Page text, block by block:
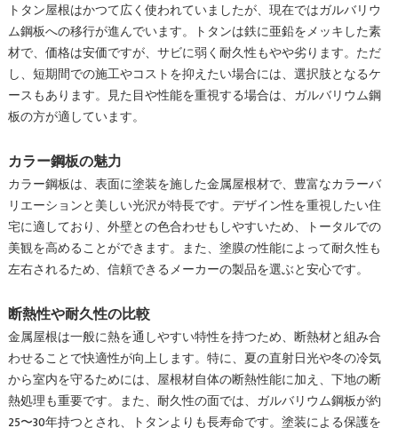
トタン屋根はかつて広く使われていましたが、現在ではガルバリウ
ム鋼板への移行が進んでいます。トタンは鉄に亜鉛をメッキした素
材で、価格は安価ですが、サビに弱く耐久性もやや劣ります。ただ
し、短期間での施工やコストを抑えたい場合には、選択肢となるケ
ースもあります。見た目や性能を重視する場合は、ガルバリウム鋼
板の方が適しています。
カラー鋼板の魅力
カラー鋼板は、表面に塗装を施した金属屋根材で、豊富なカラーバ
リエーションと美しい光沢が特長です。デザイン性を重視したい住
宅に適しており、外壁との色合わせもしやすいため、トータルでの
美観を高めることができます。また、塗膜の性能によって耐久性も
左右されるため、信頼できるメーカーの製品を選ぶと安心です。
断熱性や耐久性の比較
金属屋根は一般に熱を通しやすい特性を持つため、断熱材と組み合
わせることで快適性が向上します。特に、夏の直射日光や冬の冷気
から室内を守るためには、屋根材自体の断熱性能に加え、下地の断
熱処理も重要です。また、耐久性の面では、ガルバリウム鋼板が約
25〜30年持つとされ、トタンよりも長寿命です。塗装による保護を